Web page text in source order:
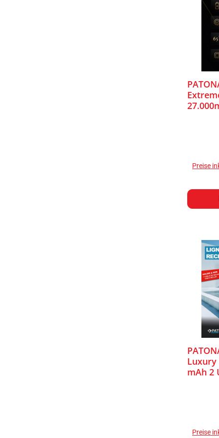
Preise
Luxury
mAh 2
Preise